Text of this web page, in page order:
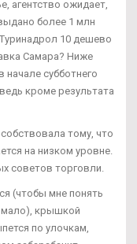
агентство ожидает,
более 1 млн
10 дешево
Самара? Ниже
субботнего
кроме результата
тому, что
на низком уровне.
советов торговли.
(чтобы мне понять
мало), крышкой
по улочкам,